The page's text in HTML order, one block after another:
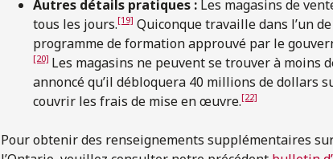
Autres détails pratiques : Les magasins de
tous les jours.[19] Quiconque travaille dans l’un
programme de formation approuvé par le
[20] Les magasins ne peuvent se trouver à moins
annoncé qu’il débloquera 40 millions de dollars
couvrir les frais de mise en œuvre.[22]
Pour obtenir des renseignements supplémentaires